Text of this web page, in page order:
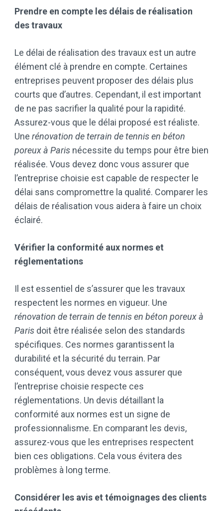
Prendre en compte les délais de réalisation
des travaux
Le délai de réalisation des travaux est un autre
élément clé à prendre en compte. Certaines
entreprises peuvent proposer des délais plus
courts que d’autres. Cependant, il est important
de ne pas sacrifier la qualité pour la rapidité.
Assurez-vous que le délai proposé est réaliste.
Une rénovation de terrain de tennis en béton
poreux à Paris nécessite du temps pour être bien
réalisée. Vous devez donc vous assurer que
l’entreprise choisie est capable de respecter le
délai sans compromettre la qualité. Comparer les
délais de réalisation vous aidera à faire un choix
éclairé.
Vérifier la conformité aux normes et
réglementations
Il est essentiel de s’assurer que les travaux
respectent les normes en vigueur. Une
rénovation de terrain de tennis en béton poreux à
Paris doit être réalisée selon des standards
spécifiques. Ces normes garantissent la
durabilité et la sécurité du terrain. Par
conséquent, vous devez vous assurer que
l’entreprise choisie respecte ces
réglementations. Un devis détaillant la
conformité aux normes est un signe de
professionnalisme. En comparant les devis,
assurez-vous que les entreprises respectent
bien ces obligations. Cela vous évitera des
problèmes à long terme.
Considérer les avis et témoignages des clients